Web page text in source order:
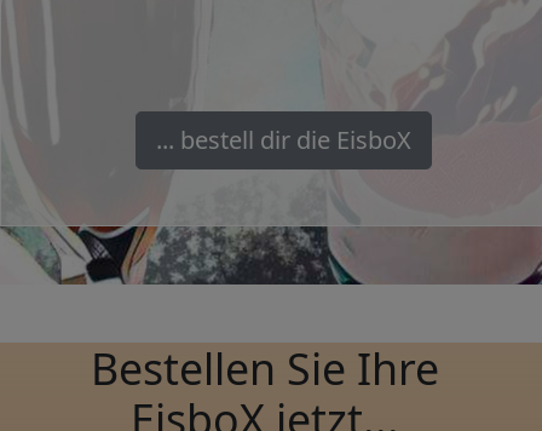
... bestell dir die EisboX
Bestellen Sie Ihre
EisboX jetzt...